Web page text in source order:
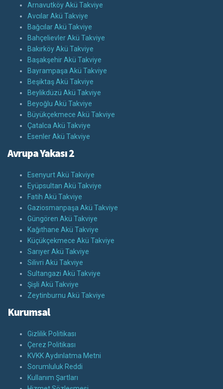
Arnavutköy Akü Takviye
Avcılar Akü Takviye
Bağcılar Akü Takviye
Bahçelievler Akü Takviye
Bakırköy Akü Takviye
Başakşehir Akü Takviye
Bayrampaşa Akü Takviye
Beşiktaş Akü Takviye
Beylikdüzü Akü Takviye
Beyoğlu Akü Takviye
Büyükçekmece Akü Takviye
Çatalca Akü Takviye
Esenler Akü Takviye
Avrupa Yakası 2
Esenyurt Akü Takviye
Eyüpsultan Akü Takviye
Fatih Akü Takviye
Gaziosmanpaşa Akü Takviye
Güngören Akü Takviye
Kağıthane Akü Takviye
Küçükçekmece Akü Takviye
Sarıyer Akü Takviye
Silivri Akü Takviye
Sultangazi Akü Takviye
Şişli Akü Takviye
Zeytinburnu Akü Takviye
Kurumsal
Gizlilik Politikası
Çerez Politikası
KVKK Aydınlatma Metni
Sorumluluk Reddi
Kullanım Şartları